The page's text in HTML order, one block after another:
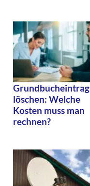
Grundbucheintrag
löschen: Welche
Kosten muss man
rechnen?